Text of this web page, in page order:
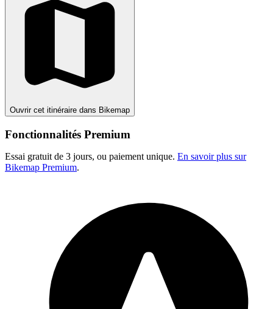
Ouvrir cet itinéraire dans Bikemap
Fonctionnalités Premium
Essai gratuit de 3 jours, ou paiement unique. En savoir plus sur
Bikemap Premium.